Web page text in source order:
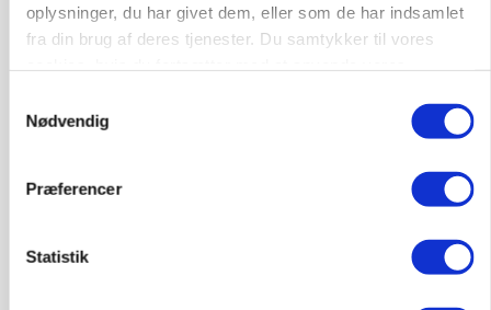
oplysninger, du har givet dem, eller som de har indsamlet
fra din brug af deres tjenester. Du samtykker til vores
Nødvendig
Præferencer
Statistik
GRISE
Svineproducenter kalder Danish Crowns pris en